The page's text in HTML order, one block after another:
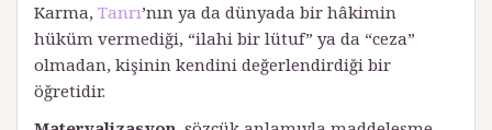
Karma, Tanrı’nın ya da dünyada bir hâkimin
hüküm vermediği, “ilahi bir lütuf” ya da “ceza”
olmadan, kişinin kendini değerlendirdiği bir
öğretidir.